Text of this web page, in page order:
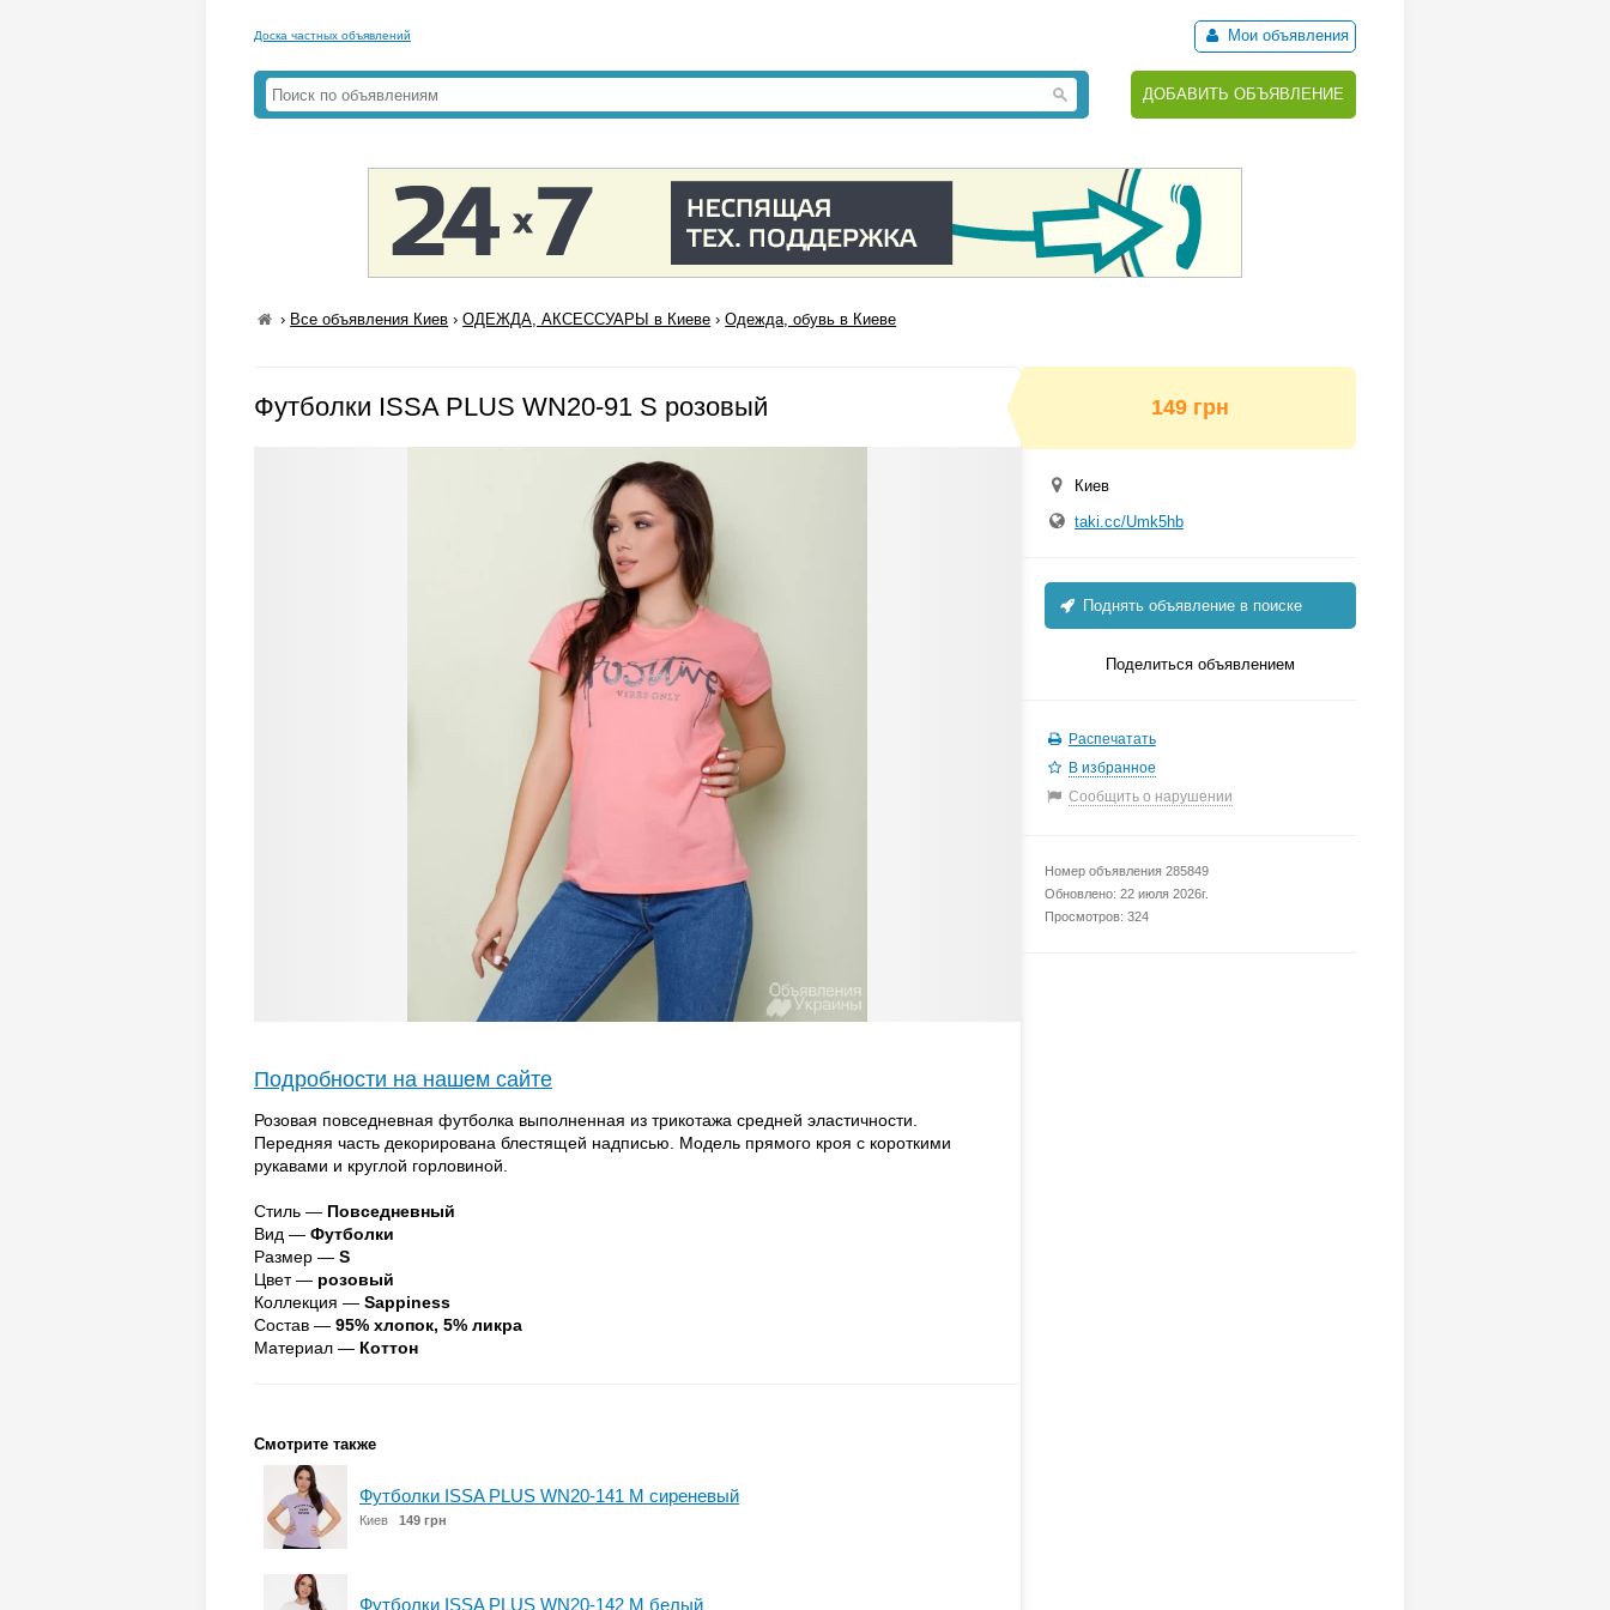
Доска частных объявлений Мои объявления
ДОБАВИТЬ ОБЪЯВЛЕНИЕ
› Все объявления Киев ›ОДЕЖДА, АКСЕССУАРЫ в Киеве ›Одежда, обувь в Киеве
Футболки ISSA PLUS WN20-91 S розовый
Подробности на нашем сайте
Розовая повседневная футболка выполненная из трикотажа средней эластичности.
Передняя часть декорирована блестящей надписью. Модель прямого кроя с короткими
рукавами и круглой горловиной.
Стиль — Повседневный
Вид — Футболки
Размер — S
Цвет — розовый
Коллекция — Sappiness
Состав — 95% хлопок, 5% ликра
Материал — Коттон
Смотрите также
Футболки ISSA PLUS WN20-141 M сиреневый
Киев 149 грн
Футболки ISSA PLUS WN20-142 M белый
149 грн
Киев
taki.cc/Umk5hb
Поднять объявление в поиске
Поделиться объявлением
Распечатать
В избранное
Сообщить о нарушении
Номер объявления 285849
Обновлено: 22 июля 2026г.
Просмотров: 324